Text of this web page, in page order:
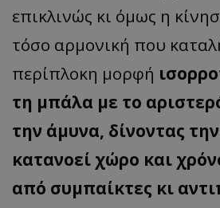
επικλινώς κι όμως η
τόσο αρμονική που
περίπλοκη μορφή
τη μπάλα με το
την άμυνα, δίνοντας
κατανοεί χώρο και
από συμπαίκτες κι